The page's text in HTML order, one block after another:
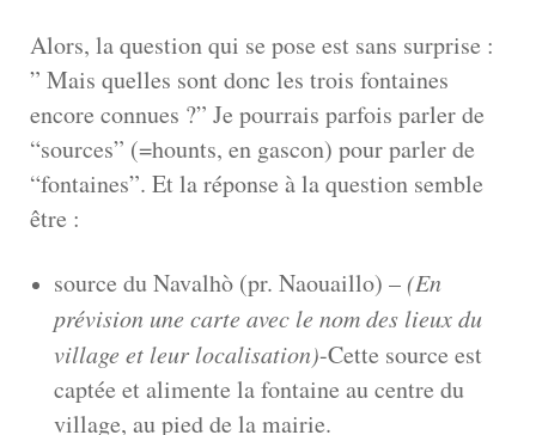
Alors, la question qui se pose est sans surprise :
” Mais quelles sont donc les trois fontaines
encore connues ?” Je pourrais parfois parler de
“sources” (=hounts, en gascon) pour parler de
“fontaines”. Et la réponse à la question semble
être :
source du Navalhò (pr. Naouaillo) – (En
prévision une carte avec le nom des lieux du
village et leur localisation)-Cette source est
captée et alimente la fontaine au centre du
village, au pied de la mairie.